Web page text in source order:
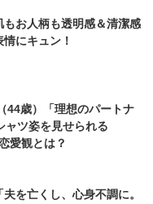
もお人柄も透明感＆清潔感
にキュン！
44歳）「理想のパートナ
ャツ姿を見せられる
愛観とは？
を亡くし、心身不調に。